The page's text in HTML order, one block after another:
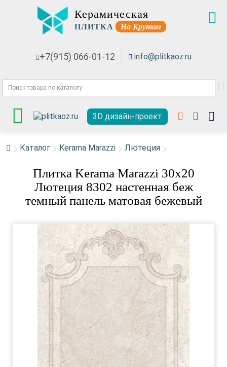
Керамическая
ПЛИТКА На Крутом
+7(915) 066-01-12 info@plitkaoz.ru
3D дизайн-проект
Каталог Kerama Marazzi Лютеция
Плитка Kerama Marazzi 30x20
Лютеция 8302 настенная беж
темный панель матовая бежевый